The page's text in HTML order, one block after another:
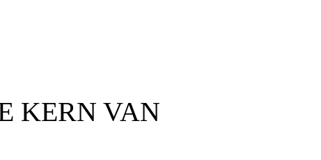
KERN VAN